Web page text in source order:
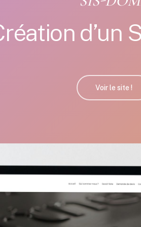
d’un
Voir le site !